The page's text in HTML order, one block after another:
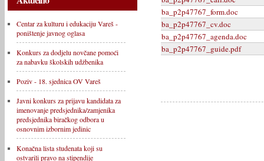
Centar za kulturu i edukaciju Vareš -
poništenje javnog oglasa
Konkurs za dodjelu novčane pomoći
za nabavku školskih udžbenika
Poziv - 18. sjednica OV Vareš
Javni konkurs za prijavu kandidata za
imenovanje predsjednika/zamjenika
predsjednika biračkog odbora u
osnovnim izbornim jedinic
Konačna lista studenata koji su
ostvarili pravo na stipendije
ba_p2p47767_form.doc
ba_p2p47767_cv.doc
ba_p2p47767_agenda.doc
ba_p2p47767_guide.pdf